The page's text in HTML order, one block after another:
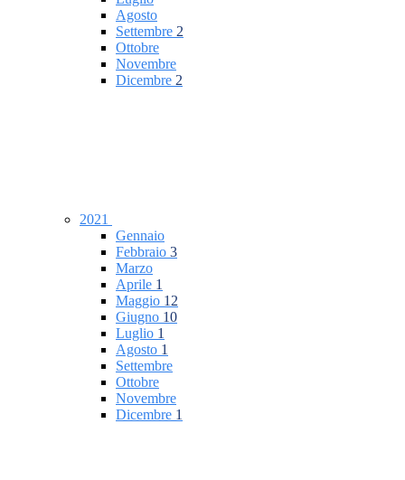
Agosto
Settembre 2
Ottobre
Novembre
Dicembre 2
2021
Gennaio
Febbraio 3
Marzo
Aprile 1
Maggio 12
Giugno 10
Luglio 1
Agosto 1
Settembre
Ottobre
Novembre
Dicembre 1